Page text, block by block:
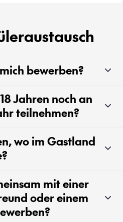
bewerben?
Jahren noch an
teilnehmen?
wo im Gastland
mit einer
oder einem